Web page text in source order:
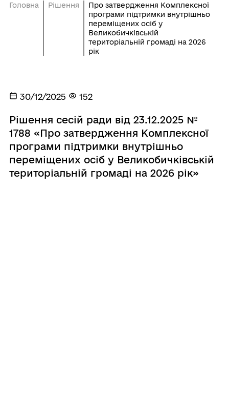
Головна Рішення
Про затвердження Комплексної
програми підтримки внутрішньо
переміщених осіб у
Великобичківській
територіальній громаді на 2026
рік
30/12/2025 152
Рішення сесій ради від 23.12.2025 №
1788 «Про затвердження Комплексної
програми підтримки внутрішньо
переміщених осіб у Великобичківській
територіальній громаді на 2026 рік»